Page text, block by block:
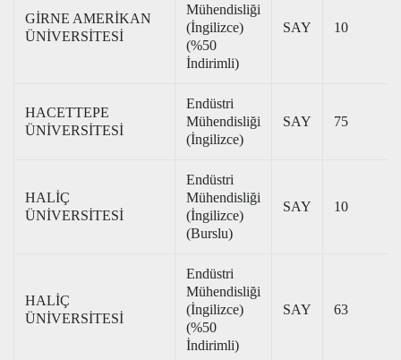
GİRNE AMERİKAN
ÜNİVERSİTESİ
Mühendisliği
(İngilizce)
(%50
İndirimli)
SAY 10
HACETTEPE
ÜNİVERSİTESİ
Endüstri
Mühendisliği
(İngilizce)
SAY 75
HALİÇ
ÜNİVERSİTESİ
Endüstri
Mühendisliği
(İngilizce)
(Burslu)
SAY 10
HALİÇ
ÜNİVERSİTESİ
Endüstri
Mühendisliği
(İngilizce)
(%50
İndirimli)
SAY 63